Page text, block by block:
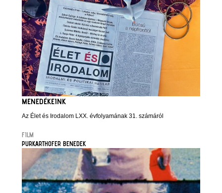
MENEDÉKEINK
Az Élet és Irodalom LXX. évfolyamának 31. számáról
FILM
PURKARTHOFER BENEDEK